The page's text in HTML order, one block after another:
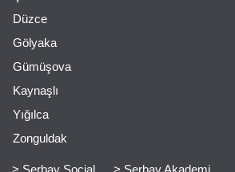
Düzce
Gölyaka
Gümüşova
Kaynaşlı
Yığılca
Zonguldak
> Serbay Social > Serbay Akademi